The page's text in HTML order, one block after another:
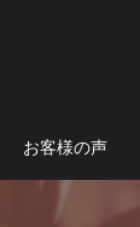
お客様の声